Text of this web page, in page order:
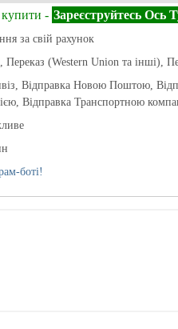
- Зареєструйтесь Ось
за свій рахунок
Переказ (Western Union та інші),
Відправка Новою Поштою,
Відправка Транспортною
боті!